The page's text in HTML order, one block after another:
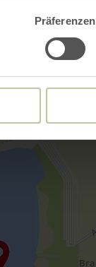
Präferenzen